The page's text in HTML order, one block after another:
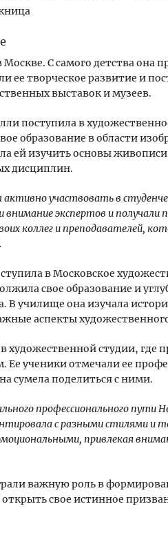
Москве. С самого детства она
ее творческое развитие и
выставок и музеев.
поступила в
образование в области
ей изучить основы
дисциплин.
участвовать в
внимание экспертов и
коллег и преподавателей,
в Московское
свое образование и
В училище она изучала
аспекты
художественной студии, где
ученики отмечали ее
сумела поделиться с ними.
профессионального пути
с разными стилями и
привлекая
важную роль в
свое истинное